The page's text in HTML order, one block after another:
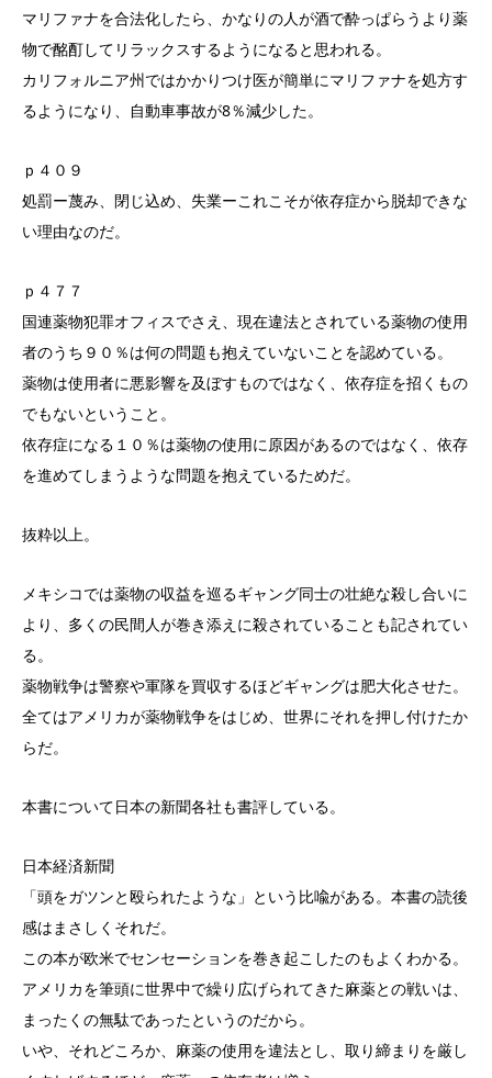
マリファナを合法化したら、かなりの人が酒で酔っぱらうより薬
物で酩酊してリラックスするようになると思われる。
カリフォルニア州ではかかりつけ医が簡単にマリファナを処方す
るようになり、自動車事故が8％減少した。
ｐ４０９
処罰ー蔑み、閉じ込め、失業ーこれこそが依存症から脱却できな
い理由なのだ。
ｐ４７７
国連薬物犯罪オフィスでさえ、現在違法とされている薬物の使用
者のうち９０％は何の問題も抱えていないことを認めている。
薬物は使用者に悪影響を及ぼすものではなく、依存症を招くもの
でもないということ。
依存症になる１０％は薬物の使用に原因があるのではなく、依存
を進めてしまうような問題を抱えているためだ。
抜粋以上。
メキシコでは薬物の収益を巡るギャング同士の壮絶な殺し合いに
より、多くの民間人が巻き添えに殺されていることも記されてい
る。
薬物戦争は警察や軍隊を買収するほどギャングは肥大化させた。
全てはアメリカが薬物戦争をはじめ、世界にそれを押し付けたか
らだ。
本書について日本の新聞各社も書評している。
日本経済新聞
「頭をガツンと殴られたような」という比喩がある。本書の読後
感はまさしくそれだ。
この本が欧米でセンセーションを巻き起こしたのもよくわかる。
アメリカを筆頭に世界中で繰り広げられてきた麻薬との戦いは、
まったくの無駄であったというのだから。
いや、それどころか、麻薬の使用を違法とし、取り締まりを厳し